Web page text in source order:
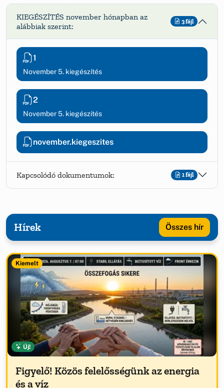
KIEGÉSZÍTÉS november hónapban az
alábbiak szerint:
3 fájl
1
November 5. kiegészítés
2
November 5. kiegészítés
november.kiegeszites
Kapcsolódó dokumentumok: 1 fájl
Hírek Összes hír
Kiemelt
Új!
Figyelő! Közös felelősségünk az energia
és a víz